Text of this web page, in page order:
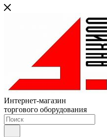
Интернет-магазин
торгового оборудования